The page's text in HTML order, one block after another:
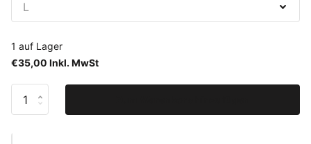
1 auf Lager
€35,00 Inkl. MwSt